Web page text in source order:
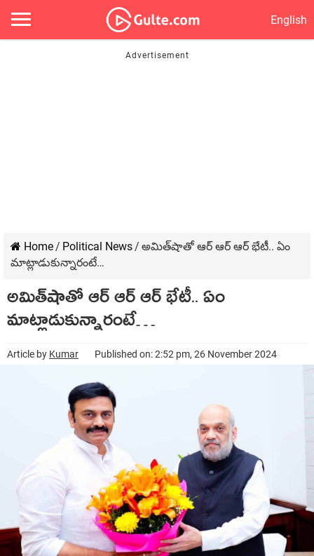
English
Home/ Political News/ అమిత్‌షాతో ఆర్ ఆర్ ఆర్ భేటీ.. ఏం
మాట్లాడుకున్నారంటే…
అమిత్‌షాతో ఆర్ ఆర్ ఆర్ భేటీ.. ఏం
మాట్లాడుకున్నారంటే…
Article by Kumar Published on: 2:52 pm, 26 November 2024